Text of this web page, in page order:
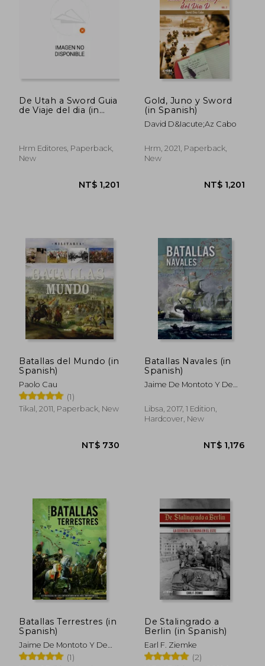
De Utah a Sword Guia
de Viaje del dia (in
Hrm Editores, Paperback,
New
NT$ 1,201
Gold, Juno y Sword
(in Spanish)
David D&Iacute;Az Cabo
Hrm, 2021, Paperback,
New
NT$
Batallas del Mundo (in
Spanish)
Paolo Cau
(1)
Tikal, 2011, Paperback, New
Batallas Navales (in
Spanish)
Jaime De Montoto Y De
Libsa, 2017, 1 Edition,
Hardcover, New
Batallas Terrestres (in
Spanish)
Jaime De Montoto Y De
Simón
(1)
De Stalingrado a
Berlin (in Spanish)
Earl F. Ziemke
(2)